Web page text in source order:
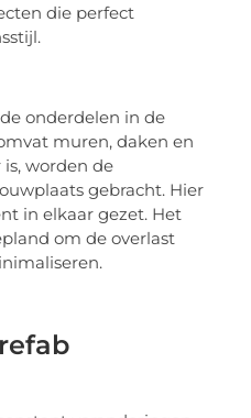
die perfect
onderdelen in de
muren, daken en
is, worden de
gebracht. Hier
in elkaar gezet. Het
om de overlast